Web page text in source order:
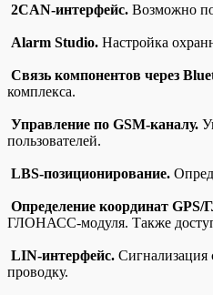
2CAN-интерфейс. Возможно
Alarm Studio. Настройка
Связь компонентов через
комплекса.
Управление по GSM-каналу.
пользователей.
LBS-позиционирование.
Определение координат
ГЛОНАСС-модуля. Также
LIN-интерфейс.
проводку.